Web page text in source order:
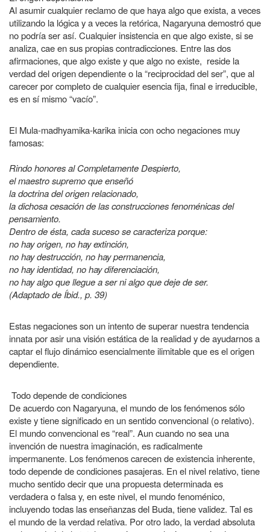
Al asumir cualquier reclamo de que haya algo que exista, a veces
utilizando la lógica y a veces la retórica, Nagaryuna demostró que
no podría ser así. Cualquier insistencia en que algo existe, si se
analiza, cae en sus propias contradicciones. Entre las dos
afirmaciones, que algo existe y que algo no existe, reside la
verdad del origen dependiente o la “reciprocidad del ser”, que al
carecer por completo de cualquier esencia fija, final e irreducible,
es en sí mismo “vacío”.
El Mula-madhyamika-karika inicia con ocho negaciones muy
famosas:
Rindo honores al Completamente Despierto,
el maestro supremo que enseñó
la doctrina del origen relacionado,
la dichosa cesación de las construcciones fenoménicas del
pensamiento.
Dentro de ésta, cada suceso se caracteriza porque:
no hay origen, no hay extinción,
no hay destrucción, no hay permanencia,
no hay identidad, no hay diferenciación,
no hay algo que llegue a ser ni algo que deje de ser.
(Adaptado de Íbid., p. 39)
Estas negaciones son un intento de superar nuestra tendencia
innata por asir una visión estática de la realidad y de ayudarnos a
captar el flujo dinámico esencialmente ilimitable que es el origen
dependiente.
Todo depende de condiciones
De acuerdo con Nagaryuna, el mundo de los fenómenos sólo
existe y tiene significado en un sentido convencional (o relativo).
El mundo convencional es “real”. Aun cuando no sea una
invención de nuestra imaginación, es radicalmente
impermanente. Los fenómenos carecen de existencia inherente,
todo depende de condiciones pasajeras. En el nivel relativo, tiene
mucho sentido decir que una propuesta determinada es
verdadera o falsa y, en este nivel, el mundo fenoménico,
incluyendo todas las enseñanzas del Buda, tiene validez. Tal es
el mundo de la verdad relativa. Por otro lado, la verdad absoluta